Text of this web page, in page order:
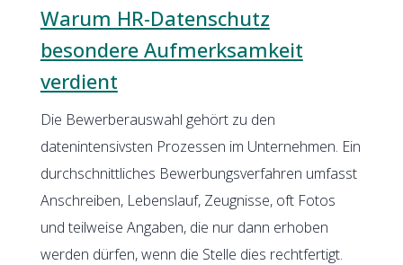
Warum HR-Datenschutz
besondere Aufmerksamkeit
verdient
Die Bewerberauswahl gehört zu den
datenintensivsten Prozessen im Unternehmen. Ein
durchschnittliches Bewerbungsverfahren umfasst
Anschreiben, Lebenslauf, Zeugnisse, oft Fotos
und teilweise Angaben, die nur dann erhoben
werden dürfen, wenn die Stelle dies rechtfertigt.